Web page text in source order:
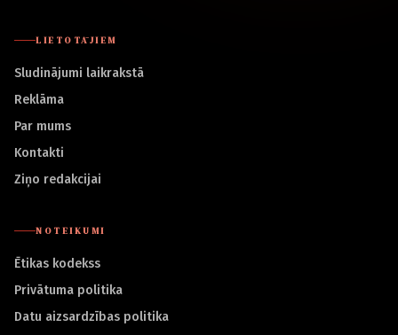
LIETOTĀJIEM
Sludinājumi laikrakstā
Reklāma
Par mums
Kontakti
Ziņo redakcijai
NOTEIKUMI
Ētikas kodekss
Privātuma politika
Datu aizsardzības politika